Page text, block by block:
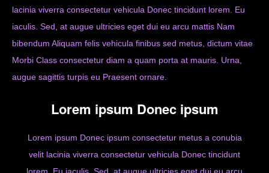
lacinia viverra consectetur vehicula Donec tincidunt lorem. Eu
iaculis. Sed, at augue ultricies eget dui eu arcu mattis Nam
bibendum Aliquam felis vehicula finibus sed metus, dictum vitae
Morbi Class consectetur diam a quam porta at mauris. Urna,
augue sagittis turpis eu Praesent ornare.
Lorem ipsum Donec ipsum
Lorem ipsum Donec ipsum consectetur metus a conubia
velit lacinia viverra consectetur vehicula Donec tincidunt